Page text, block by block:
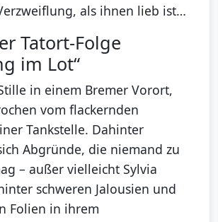
als ihnen lieb ist…
Tatort-Folge
im Lot“
in einem Bremer Vorort,
vom flackernden
Tankstelle. Dahinter
Abgründe, die niemand zu
– außer vielleicht Sylvia
schweren Jalousien und
Folien in ihrem